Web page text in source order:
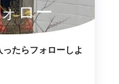
ロー
たらフォローしよ